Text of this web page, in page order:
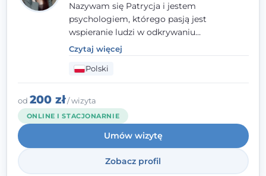
Nazywam się Patrycja i jestem
psychologiem, którego pasją jest
wspieranie ludzi w odkrywaniu
wewnętrznej siły i radzeniu sobie z
codziennymi trudnościami. Pracuję w
nurcie poznawczo-behawioralnym, oferując
indywidualne podejście pełne empatii,
zaufania i wsparcia. Jeśli masz za sobą
trudny czas, jestem tutaj dla Ciebie.
Czytaj więcej
Polski
od 200 zł/ wizyta
ONLINE I STACJONARNIE
Umów wizytę
Zobacz profil